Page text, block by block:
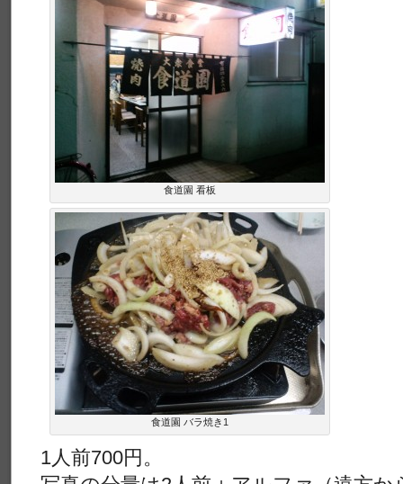
食道園 看板
食道園 バラ焼き1
1人前700円。